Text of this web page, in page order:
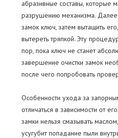
абразивные составы, которые
разрушению механизма. Далее
замок ключ, затем вытащить
вытереть тряпкой. Эту
пор, пока ключ не станет
завершение очистки замок
после чего попробовать
Особенности ухода за
отличаться в зависимости от
замки нельзя смазывать
усугубит попадание пыли